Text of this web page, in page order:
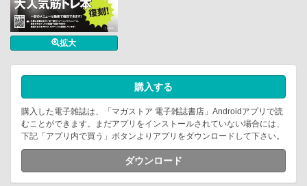
拡大
購入する
購入した電子雑誌は、「マガストア 電子雑誌書店」Androidアプリで読
むことができます。まだアプリをインストールされていない場合には、
下記「アプリ内で買う」ボタンよりアプリをダウンロードして下さい。
ダウンロード